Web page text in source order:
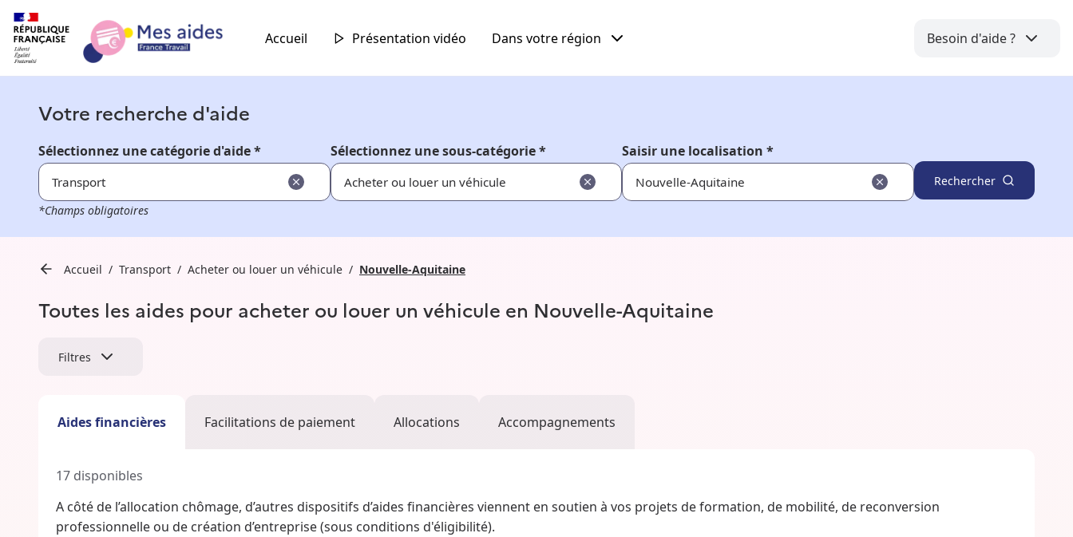
Accueil Présentation vidéo Dans votre région Besoin d'aide ?
Votre recherche d'aide
Sélectionnez une catégorie d'aide *
Transport
Sélectionnez une sous-catégorie *
Acheter ou louer un véhicule
Saisir une localisation *
Rechercher
*Champs obligatoires
Accueil Transport Acheter ou louer un véhicule Nouvelle-Aquitaine
Toutes les aides pour acheter ou louer un véhicule en Nouvelle-Aquitaine
Filtres
Aides financières Facilitations de paiement Allocations Accompagnements
17 disponibles
A côté de l’allocation chômage, d’autres dispositifs d’aides financières viennent en soutien à vos projets de formation, de mobilité, de reconversion
professionnelle ou de création d’entreprise (sous conditions d'éligibilité).